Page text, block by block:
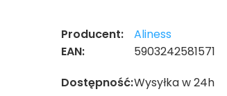
Producent:
Aliness
EAN:
5903242581571
Dostępność:Wysyłka w 24h